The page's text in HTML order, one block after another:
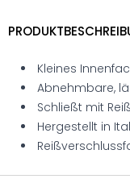
Kleines
Abnehmbare,
Schließt mit
Hergestellt in